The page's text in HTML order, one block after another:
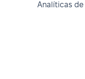
Analíticas de